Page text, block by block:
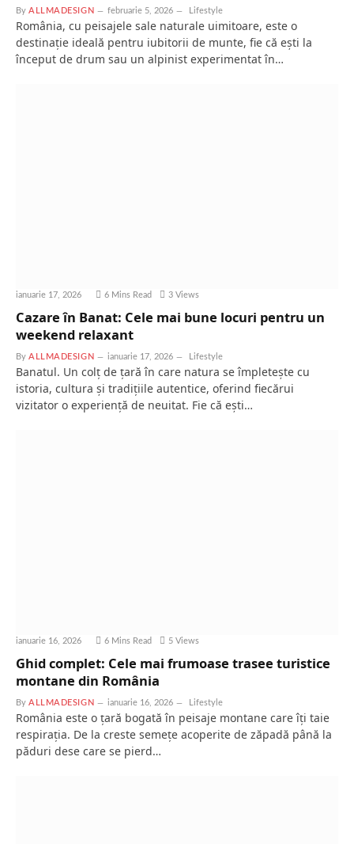
By ALLMADESIGN februarie 5, 2026 Lifestyle
România, cu peisajele sale naturale uimitoare, este o
destinație ideală pentru iubitorii de munte, fie că ești la
început de drum sau un alpinist experimentat în…
ianuarie 17, 2026 6 Mins Read 3 Views
Cazare în Banat: Cele mai bune locuri pentru un
weekend relaxant
By ALLMADESIGN ianuarie 17, 2026 Lifestyle
Banatul. Un colț de țară în care natura se împletește cu
istoria, cultura și tradițiile autentice, oferind fiecărui
vizitator o experiență de neuitat. Fie că ești…
ianuarie 16, 2026 6 Mins Read 5 Views
Ghid complet: Cele mai frumoase trasee turistice
montane din România
By ALLMADESIGN ianuarie 16, 2026 Lifestyle
România este o țară bogată în peisaje montane care îți taie
respirația. De la creste semețe acoperite de zăpadă până la
păduri dese care se pierd…